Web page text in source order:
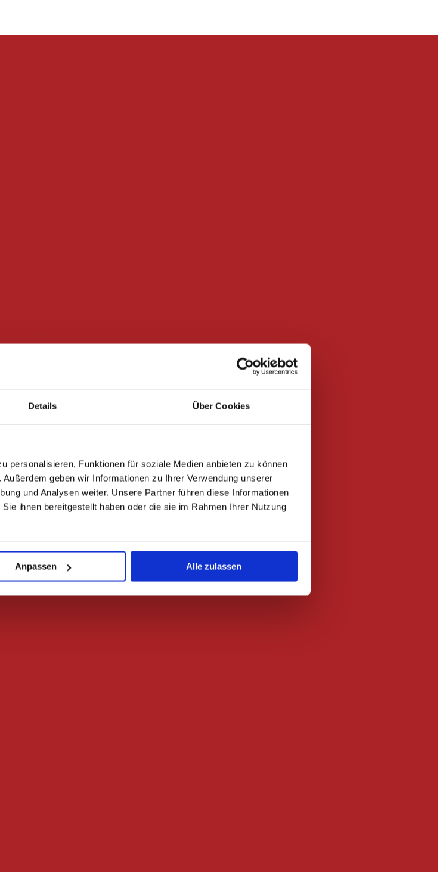
Details Über Cookies
personalisieren, Funktionen für soziale Medien anbieten zu können
geben wir Informationen zu Ihrer Verwendung unserer
und Analysen weiter. Unsere Partner führen diese Informationen
ihnen bereitgestellt haben oder die sie im Rahmen Ihrer Nutzung
Anpassen Alle zulassen